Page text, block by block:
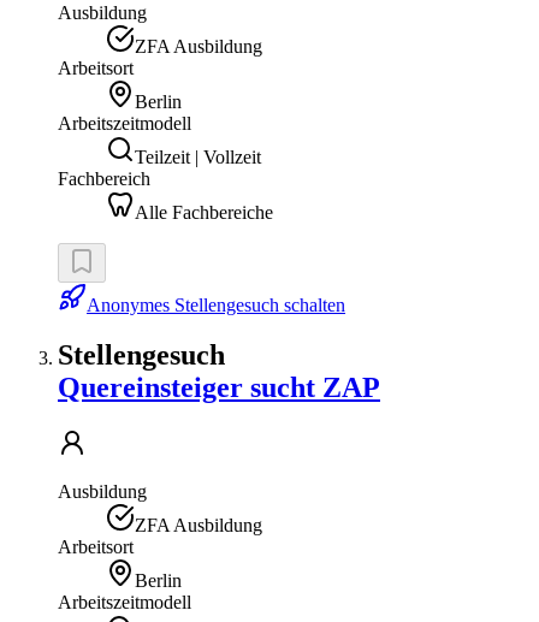
Ausbildung
ZFA Ausbildung
Arbeitsort
Berlin
Arbeitszeitmodell
Teilzeit | Vollzeit
Fachbereich
Alle Fachbereiche
Anonymes Stellengesuch schalten
Stellengesuch
Quereinsteiger sucht ZAP
Ausbildung
ZFA Ausbildung
Arbeitsort
Berlin
Arbeitszeitmodell